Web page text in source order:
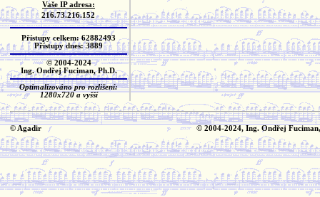
Vaše IP adresa:
216.73.216.152
Přístupy celkem: 62882493
Přístupy dnes: 3889
© 2004-2024
Ing. Ondřej Fuciman, Ph.D.
Optimalizováno pro rozlišení:
1280x720 a vyšší
© Agadir © 2004-2024, Ing. Ondřej